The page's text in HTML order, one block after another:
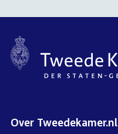
Over Tweedekamer.nl